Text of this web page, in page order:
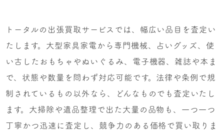
トータルの出張買取サービスでは、幅広い品目を査定い
たします。大型家具家電から専門機械、占いグッズ、使
い古したおもちゃやぬいぐるみ、電子機器、雑誌や本ま
で、状態や数量を問わず対応可能です。法律や条例で規
制されているもの以外なら、どんなものでも査定いたし
ます。大掃除や遺品整理で出た大量の品物も、一つ一つ
丁寧かつ迅速に査定し、競争力のある価格で買い取りま